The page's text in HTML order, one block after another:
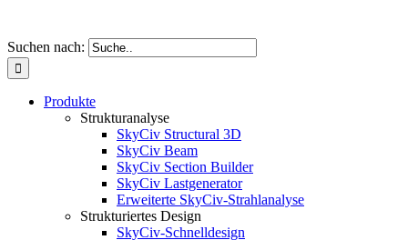
Suchen nach:
Produkte
Strukturanalyse
SkyCiv Structural 3D
SkyCiv Beam
SkyCiv Section Builder
SkyCiv Lastgenerator
Erweiterte SkyCiv-Strahlanalyse
Strukturiertes Design
SkyCiv-Schnelldesign